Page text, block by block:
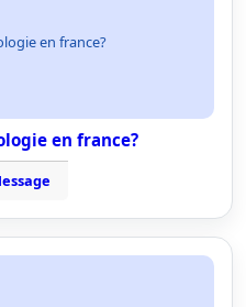
en france?
en france?